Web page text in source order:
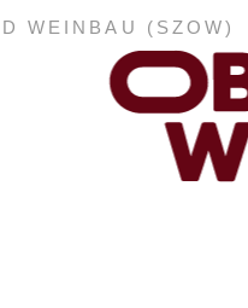
WEINBAU (SZOW)